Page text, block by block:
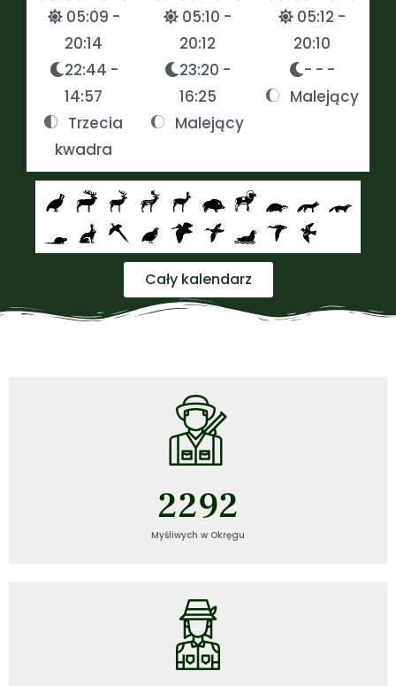
05:09 -
20:14
22:44 -
14:57
Trzecia
kwadra
05:10 -
20:12
23:20 -
16:25
Malejący
05:12 -
20:10
- - -
Malejący
Cały kalendarz
Myśliwych w Okręgu
2292